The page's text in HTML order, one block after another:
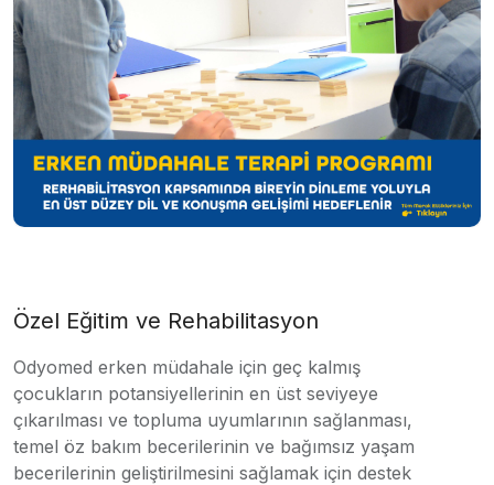
Özel Eğitim ve Rehabilitasyon
Odyomed erken müdahale için geç kalmış
çocukların potansiyellerinin en üst seviyeye
çıkarılması ve topluma uyumlarının sağlanması,
temel öz bakım becerilerinin ve bağımsız yaşam
becerilerinin geliştirilmesini sağlamak için destek